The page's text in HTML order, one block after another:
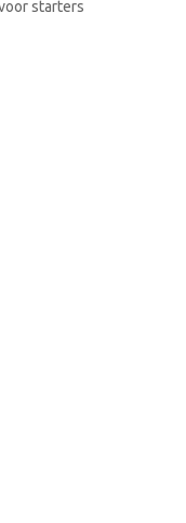
starters